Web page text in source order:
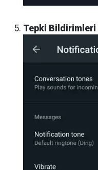
Tepki Bildirimleri